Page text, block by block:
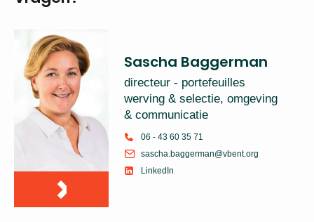
Sascha Baggerman
directeur - portefeuilles
werving & selectie, omgeving
& communicatie
06 - 43 60 35 71
sascha.baggerman@vbent.org
LinkedIn